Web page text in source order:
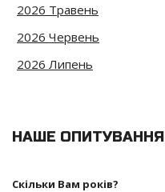
2026 Травень
2026 Червень
2026 Липень
НАШЕ ОПИТУВАННЯ
Скільки Вам років?